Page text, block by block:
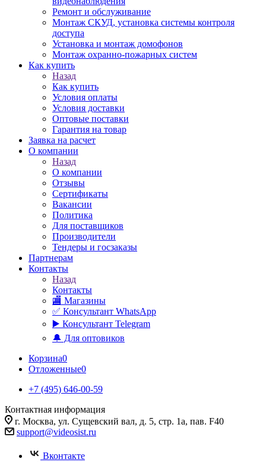
Ремонт и обслуживание
Монтаж СКУД, установка системы контроля
доступа
Установка и монтаж домофонов
Монтаж охранно-пожарных систем
Как купить
Назад
Как купить
Условия оплаты
Условия доставки
Оптовые поставки
Гарантия на товар
Заявка на расчет
О компании
Назад
О компании
Отзывы
Сертификаты
Вакансии
Политика
Для поставщиков
Производители
Тендеры и госзаказы
Партнерам
Контакты
Назад
Контакты
🏬 Магазины
✅️ Консультант WhatsApp
▶️ Консультант Telegram
🔔 Для оптовиков
Корзина0
Отложенные0
+7 (495) 646-00-59
Контактная информация
г. Москва, ул. Сущевский вал, д. 5, стр. 1а, пав. F40
support@videosist.ru
Вконтакте